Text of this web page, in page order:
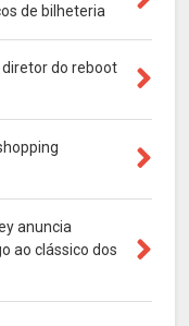
de bilheteria
do reboot
anuncia
ao clássico dos